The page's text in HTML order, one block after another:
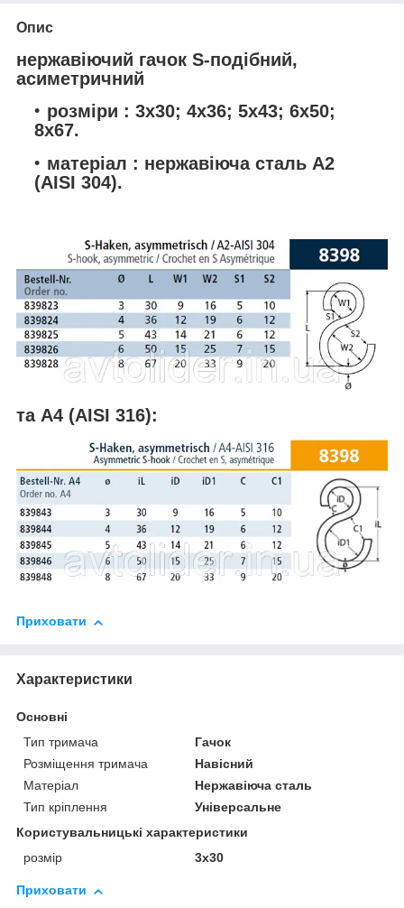
Опис
нержавіючий гачок S-подібний,
асиметричний
розміри : 3х30; 4х36; 5х43; 6х50;
8х67.
матеріал : нержавіюча сталь А2
(AISI 304).
та А4 (AISI 316):
Приховати
Характеристики
Основні
Тип тримача
Гачок
Розміщення тримача
Навісний
Матеріал
Нержавіюча сталь
Тип кріплення
Універсальне
Користувальницькі характеристики
розмір
3х30
Приховати